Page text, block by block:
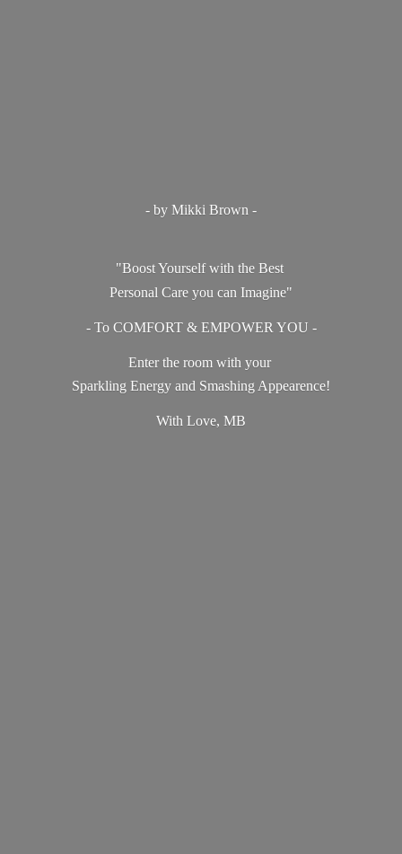
- by Mikki Brown -
"Boost Yourself with the Best
Personal Care you can Imagine"
- To COMFORT & EMPOWER YOU -
Enter the room with your
Sparkling Energy and Smashing Appearence!
With Love, MB